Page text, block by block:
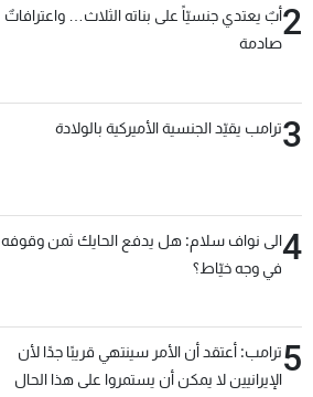
2أبٌ يعتدي جنسيّاً على بناته الثلاث… واعترافاتٌ
صادمة
3ترامب يقيّد الجنسية الأميركية بالولادة
4الى نواف سلام: هل يدفع الحايك ثمن وقوفه
في وجه خيّاط؟
5ترامب: أعتقد أن الأمر سينتهي قريبًا جدًا لأن
الإيرانيين لا يمكن أن يستمروا على هذا الحال